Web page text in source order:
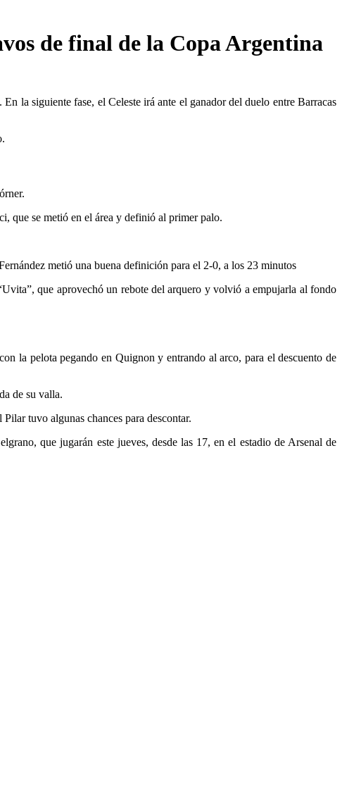
de final de la Copa Argentina
la siguiente fase, el Celeste irá ante el ganador del duelo entre Barracas
que se metió en el área y definió al primer palo.
metió una buena definición para el 2-0, a los 23 minutos
que aprovechó un rebote del arquero y volvió a empujarla al fondo
la pelota pegando en Quignon y entrando al arco, para el descuento de
de su valla.
tuvo algunas chances para descontar.
que jugarán este jueves, desde las 17, en el estadio de Arsenal de